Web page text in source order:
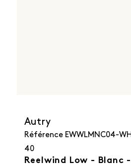
Autry
Référence EWWLMNC04-
40
Reelwind Low - Blanc -